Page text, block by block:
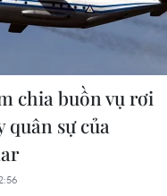
chia buồn vụ rơi
quân sự của